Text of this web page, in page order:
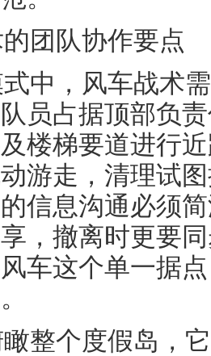
团队协作要点
中，风车战术
员占据顶部负
楼梯要道进行
游走，清理试
信息沟通必须
，撤离时更要
车这个单一据
整个度假岛，